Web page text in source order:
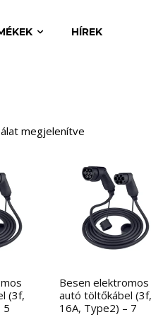
HÍREK
megjelenítve
(3f,
5
Besen elektromos
autó töltőkábel (3f,
16A, Type2) – 7